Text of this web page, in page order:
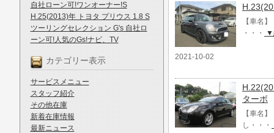
自社ローン可!ワンオーナー!S
H.25(2013)年 トヨタ プリウス 1.8 S
ツーリングセレクション G's 自社ロ
ーン可!人気のGs!ナビ、TV
カテゴリー表示
サービスメニュー
スタッフ紹介
その他在庫
新着在庫情報
最新ニュース
【車名
・・・
▼
2021-10-02
ターボ
【車名
し・・・